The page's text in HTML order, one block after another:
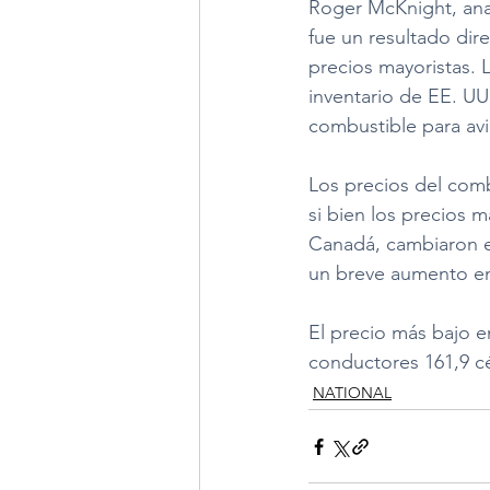
Roger McKnight,
fue un resultado
precios mayoristas.
inventario de EE.
combustible para
Los precios del
si bien los precios
Canadá, cambiaron
un breve aumento
El precio más bajo
conductores 161,9
NATIONAL